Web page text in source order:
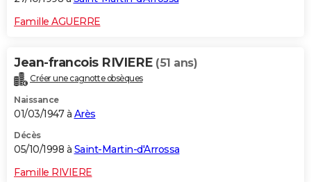
Famille AGUERRE
Jean-francois RIVIERE (51 ans)
Créer une cagnotte obsèques
Naissance
01/03/1947 à Arès
Décès
05/10/1998 à Saint-Martin-d'Arrossa
Famille RIVIERE